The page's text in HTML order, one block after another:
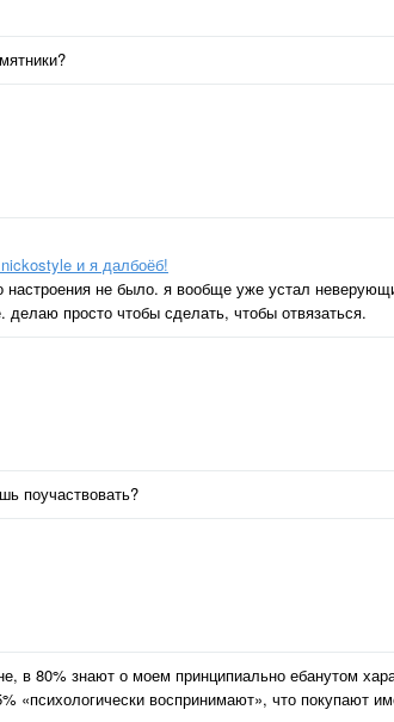
и я далбоёб!
не было. я вообще уже устал
делаю просто чтобы сделать, чтобы отвязаться.
поучаствовать?
в 80% знают о моем принципиально ебанутом
«психологически воспринимают», что покупают